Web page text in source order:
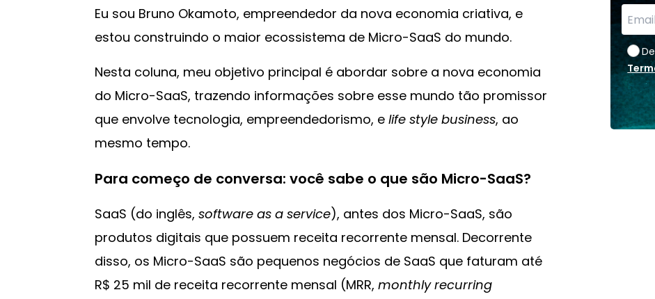
Eu sou Bruno Okamoto, empreendedor da nova economia criativa, e
estou construindo o maior ecossistema de Micro-SaaS do mundo.
Nesta coluna, meu objetivo principal é abordar sobre a nova economia
do Micro-SaaS, trazendo informações sobre esse mundo tão promissor
que envolve tecnologia, empreendedorismo, e life style business, ao
mesmo tempo.
Para começo de conversa: você sabe o que são Micro-SaaS?
SaaS (do inglês, software as a service), antes dos Micro-SaaS, são
produtos digitais que possuem receita recorrente mensal. Decorrente
disso, os Micro-SaaS são pequenos negócios de SaaS que faturam até
R$ 25 mil de receita recorrente mensal (MRR, monthly recurring